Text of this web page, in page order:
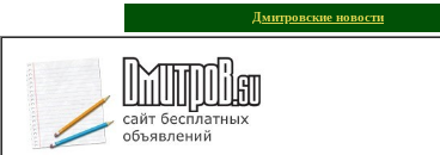
Дмитровские новости